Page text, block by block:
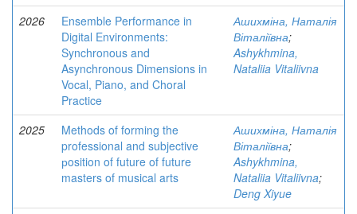
2026
Ensemble Performance in
Digital Environments:
Synchronous and
Asynchronous Dimensions in
Vocal, Piano, and Choral
Practice
Ашихміна, Наталія
Віталіївна;
Ashykhmina,
Nataliia Vitaliivna
2025
Methods of forming the
professional and subjective
рosition of future of future
masters of musical arts
Ашихміна, Наталія
Віталіївна;
Ashykhmina,
Nataliia Vitaliivna;
Deng Xiyue